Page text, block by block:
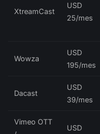
XtreamCast
USD
25/mes
Wowza
USD
195/mes
Dacast
USD
39/mes
Vimeo OTT
USD